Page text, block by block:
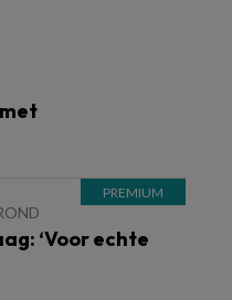
‘Voor echte